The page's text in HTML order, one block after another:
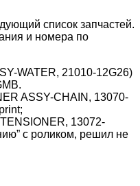
список запчастей.
и номера по
WATER, 21010-12G26)
ASSY-CHAIN, 13070-
13072-
с роликом, решил не